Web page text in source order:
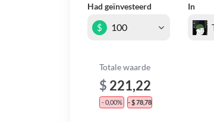
Had geïnvesteerd In
$
Totale waarde
$ 221,22
- 0,00% - $ 78,78